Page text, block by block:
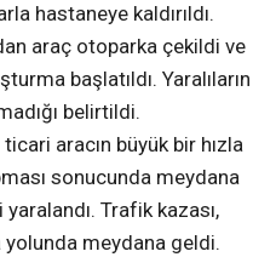
hastaneye kaldırıldı.
araç otoparka çekildi ve
başlatıldı. Yaralıların
belirtildi.
aracın büyük bir hızla
sonucunda meydana
Trafik kazası,
meydana geldi.